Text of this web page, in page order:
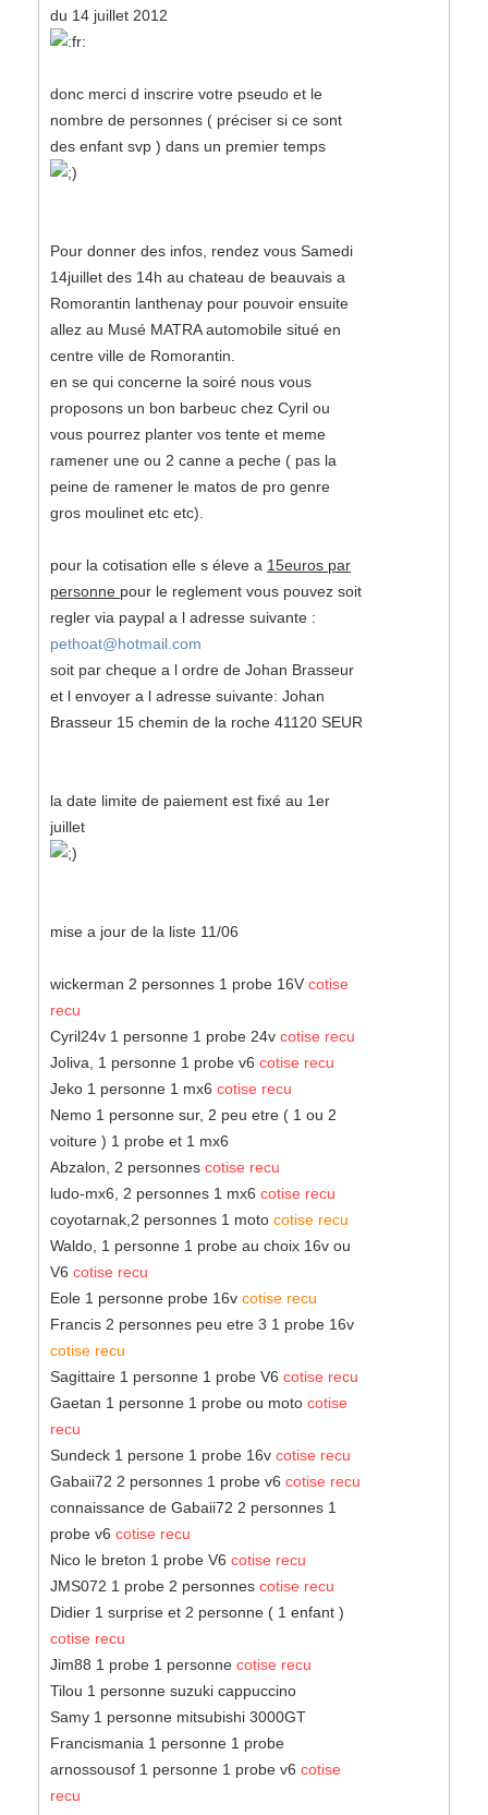
du 14 juillet 2012
donc merci d inscrire votre pseudo et le
nombre de personnes ( préciser si ce sont
des enfant svp ) dans un premier temps
Pour donner des infos, rendez vous Samedi
14juillet des 14h au chateau de beauvais a
Romorantin lanthenay pour pouvoir ensuite
allez au Musé MATRA automobile situé en
centre ville de Romorantin.
en se qui concerne la soiré nous vous
proposons un bon barbeuc chez Cyril ou
vous pourrez planter vos tente et meme
ramener une ou 2 canne a peche ( pas la
peine de ramener le matos de pro genre
gros moulinet etc etc).
pour la cotisation elle s éleve a 15euros par
personne pour le reglement vous pouvez soit
regler via paypal a l adresse suivante :
pethoat@hotmail.com
soit par cheque a l ordre de Johan Brasseur
et l envoyer a l adresse suivante: Johan
Brasseur 15 chemin de la roche 41120 SEUR
la date limite de paiement est fixé au 1er
juillet
mise a jour de la liste 11/06
wickerman 2 personnes 1 probe 16V cotise
recu
Cyril24v 1 personne 1 probe 24v cotise recu
Joliva, 1 personne 1 probe v6 cotise recu
Jeko 1 personne 1 mx6 cotise recu
Nemo 1 personne sur, 2 peu etre ( 1 ou 2
voiture ) 1 probe et 1 mx6
Abzalon, 2 personnes cotise recu
ludo-mx6, 2 personnes 1 mx6 cotise recu
coyotarnak,2 personnes 1 moto cotise recu
Waldo, 1 personne 1 probe au choix 16v ou
V6 cotise recu
Eole 1 personne probe 16v cotise recu
Francis 2 personnes peu etre 3 1 probe 16v
cotise recu
Sagittaire 1 personne 1 probe V6 cotise recu
Gaetan 1 personne 1 probe ou moto cotise
recu
Sundeck 1 persone 1 probe 16v cotise recu
Gabaii72 2 personnes 1 probe v6 cotise recu
connaissance de Gabaii72 2 personnes 1
probe v6 cotise recu
Nico le breton 1 probe V6 cotise recu
JMS072 1 probe 2 personnes cotise recu
Didier 1 surprise et 2 personne ( 1 enfant )
cotise recu
Jim88 1 probe 1 personne cotise recu
Tilou 1 personne suzuki cappuccino
Samy 1 personne mitsubishi 3000GT
Francismania 1 personne 1 probe
arnossousof 1 personne 1 probe v6 cotise
recu